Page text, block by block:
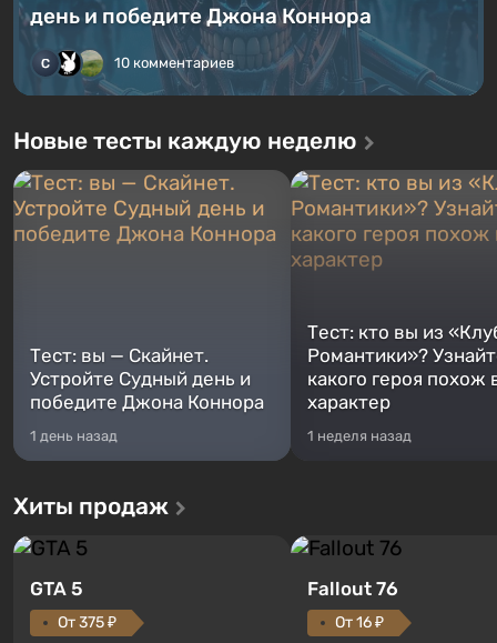
день и победите Джона Коннора
10 комментариев
Новые тесты каждую неделю
Тест: вы — Скайнет.
Устройте Судный день и
победите Джона Коннора
1 день назад
Тест: кто вы из
Романтики»?
какого героя похож
характер
1 неделя назад
Хиты продаж
GTA 5
От 375 ₽
Fallout 76
От 16 ₽